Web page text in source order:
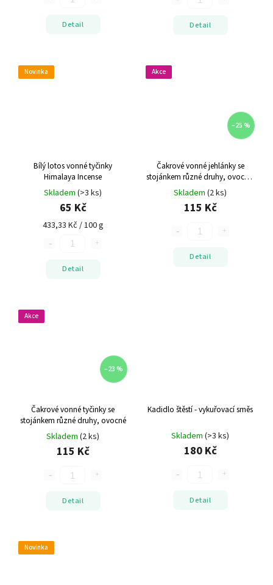
Detail Detail
Novinka
Bílý lotos vonné tyčinky
Himalaya Incense
Skladem (>3 ks)
65 Kč
433,33 Kč / 100 g
Detail
Akce
–25 %
Čakrové vonné jehlánky se
stojánkem různé druhy, ovocné,
Indie
Skladem (2 ks)
115 Kč
Detail
Akce
–23 %
Čakrové vonné tyčinky se
stojánkem různé druhy, ovocné
Skladem (2 ks)
115 Kč
Detail
Kadidlo štěstí - vykuřovací směs
Skladem (>3 ks)
180 Kč
Detail
Novinka